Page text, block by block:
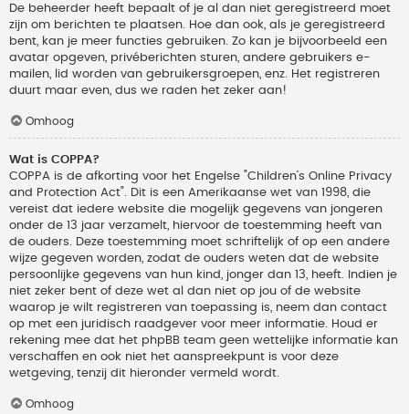
De beheerder heeft bepaalt of je al dan niet geregistreerd moet
zijn om berichten te plaatsen. Hoe dan ook, als je geregistreerd
bent, kan je meer functies gebruiken. Zo kan je bijvoorbeeld een
avatar opgeven, privéberichten sturen, andere gebruikers e-
mailen, lid worden van gebruikersgroepen, enz. Het registreren
duurt maar even, dus we raden het zeker aan!
Omhoog
Wat is COPPA?
COPPA is de afkorting voor het Engelse "Children’s Online Privacy
and Protection Act". Dit is een Amerikaanse wet van 1998, die
vereist dat iedere website die mogelijk gegevens van jongeren
onder de 13 jaar verzamelt, hiervoor de toestemming heeft van
de ouders. Deze toestemming moet schriftelijk of op een andere
wijze gegeven worden, zodat de ouders weten dat de website
persoonlijke gegevens van hun kind, jonger dan 13, heeft. Indien je
niet zeker bent of deze wet al dan niet op jou of de website
waarop je wilt registreren van toepassing is, neem dan contact
op met een juridisch raadgever voor meer informatie. Houd er
rekening mee dat het phpBB team geen wettelijke informatie kan
verschaffen en ook niet het aanspreekpunt is voor deze
wetgeving, tenzij dit hieronder vermeld wordt.
Omhoog